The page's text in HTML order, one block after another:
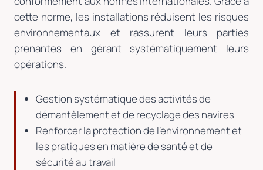
cette norme, les installations réduisent les risques
environnementaux et rassurent leurs parties
prenantes en gérant systématiquement leurs
opérations.
Gestion systématique des activités de
démantèlement et de recyclage des navires
Renforcer la protection de l’environnement et
les pratiques en matière de santé et de
sécurité au travail